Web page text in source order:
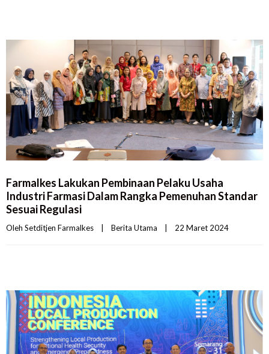
Farmalkes Lakukan Pembinaan Pelaku Usaha
Industri Farmasi Dalam Rangka Pemenuhan Standar
Sesuai Regulasi
Oleh Setditjen Farmalkes Berita Utama 22 Maret 2024